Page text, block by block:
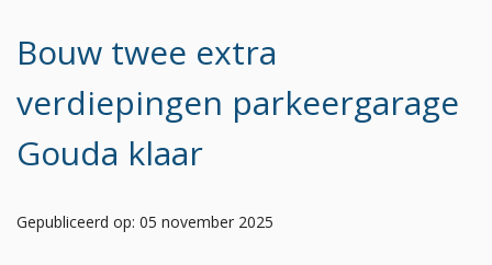
Bouw twee extra
verdiepingen parkeergarage
Gouda klaar
Gepubliceerd op: 05 november 2025